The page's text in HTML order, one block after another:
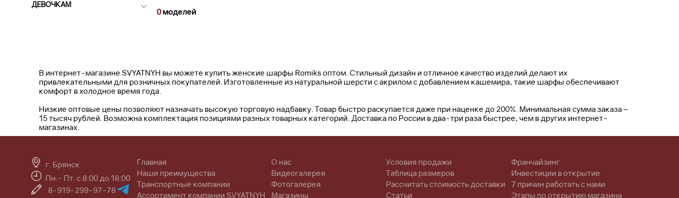
0моделей
ДЕВОЧКАМ
В интернет-магазине SVYATNYH вы можете купить женские шарфы Romiks оптом. Стильный дизайн и отличное качество изделий делают их
привлекательными для розничных покупателей. Изготовленные из натуральной шерсти с акрилом с добавлением кашемира, такие шарфы обеспечивают
комфорт в холодное время года.
Низкие оптовые цены позволяют назначать высокую торговую надбавку. Товар быстро раскупается даже при наценке до 200%. Минимальная сумма заказа –
15 тысяч рублей. Возможна комплектация позициями разных товарных категорий. Доставка по России в два-три раза быстрее, чем в других интернет-
магазинах.
г. Брянск
Пн.- Пт. с 8:00 до 18:00
8-919-299-97-78
Главная
Наши преимущества
Транспортные компании
Ассортимент компании SVYATNYH
О нас
Видеогалерея
Фотогалерея
Магазины
Условия продажи
Таблица размеров
Рассчитать стоимость доставки
Статьи
Франчайзинг
Инвестиции в открытие
7 причин работать с нами
Этапы по открытию магазина